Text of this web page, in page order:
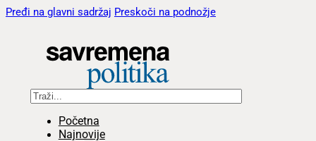
Pređi na glavni sadržaj Preskoči na podnožje
Pretraga
Početna
Najnovije